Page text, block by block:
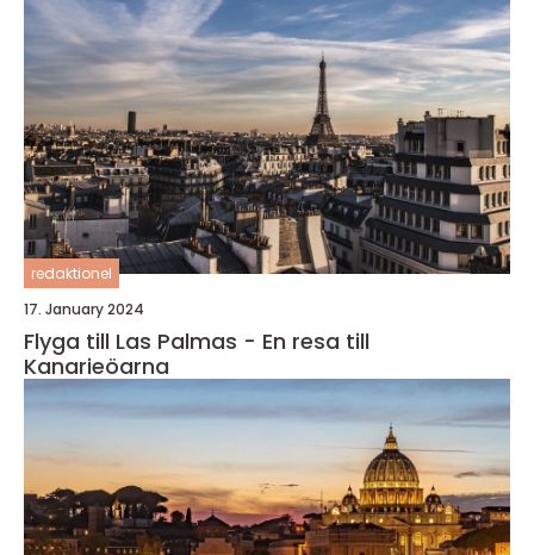
redaktionel
17. January 2024
Flyga till Las Palmas - En resa till
Kanarieöarna